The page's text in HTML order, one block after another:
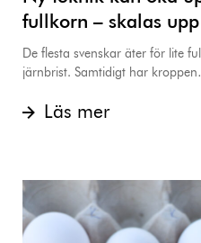
fullkorn – skalas
De flesta svenskar äter för lite
järnbrist. Samtidigt har
Läs mer